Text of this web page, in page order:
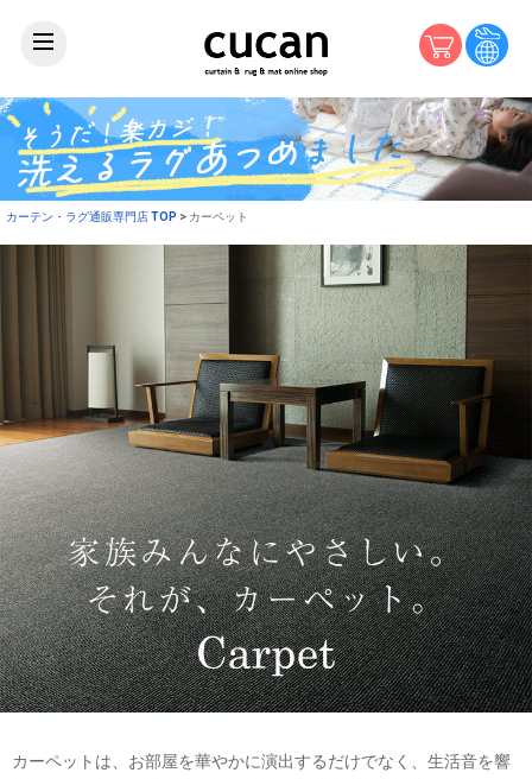
カーテン・ラグ通販専門店 TOP カーペット
カーペットは、お部屋を華やかに演出するだけでなく、生活音を響